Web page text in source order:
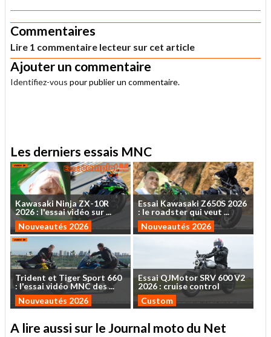
Commentaires
Lire 1 commentaire lecteur sur cet article
Ajouter un commentaire
Identifiez-vous pour publier un commentaire.
Les derniers essais MNC
Kawasaki NinjaZX-10R
2026: l'essaividéo sur...
Nouveautés 2026
Essai Kawasaki Z650S 2026
: le roadsterquiveut ...
Nouveautés 2026
Trident et TigerSport 660
: l'essaividéo MNCdes...
Nouveautés 2026
EssaiQJMotorSRV 600V2
2026 : cruise control
Custom
A lire aussi sur le Journal moto du Net